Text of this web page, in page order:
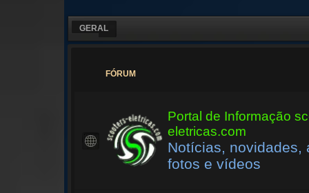
GERAL
FÓRUM
Portal de Informação
eletricas.com
Notícias, novidades,
fotos e vídeos